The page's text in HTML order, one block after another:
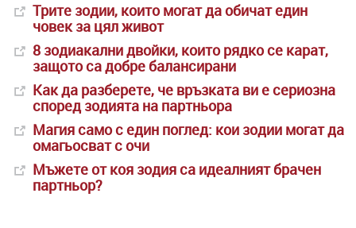
Трите зодии, които могат да обичат един
човек за цял живот
8 зодиакални двойки, които рядко се карат,
защото са добре балансирани
Как да разберете, че връзката ви е сериозна
според зодията на партньора
Магия само с един поглед: кои зодии могат да
омагьосват с очи
Мъжете от коя зодия са идеалният брачен
партньор?